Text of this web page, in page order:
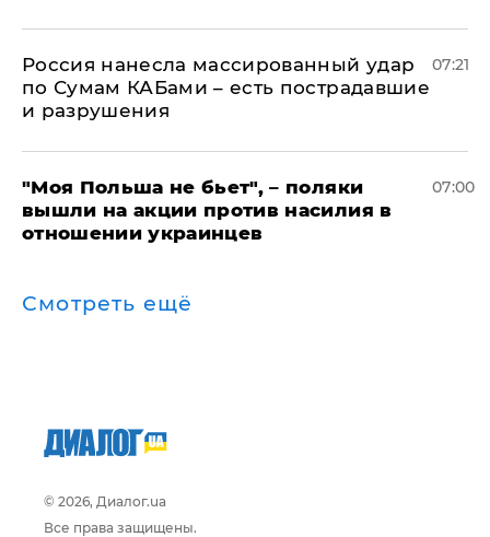
Россия нанесла массированный удар
по Сумам КАБами – есть пострадавшие
и разрушения
07:21
"Моя Польша не бьет", – поляки
вышли на акции против насилия в
отношении украинцев
07:00
Смотреть ещё
© 2026, Диалог.ua
Все права защищены.